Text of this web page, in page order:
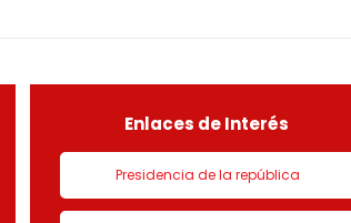
de urbanización 1 denominado
Enlaces de Interés
Presidencia de la república